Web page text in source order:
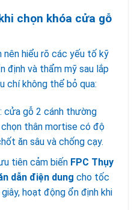
chọn khóa cửa gỗ
nên hiểu rõ các yếu tố kỹ
định và thẩm mỹ sau lắp
chí không thể bỏ qua:
: cửa gỗ 2 cánh thường
thân mortise có độ
ăn sâu và chống cạy.
tiên cảm biến FPC Thụy
dẫn điện dung cho tốc
hoạt động ổn định khi